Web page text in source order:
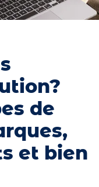
de
et bien